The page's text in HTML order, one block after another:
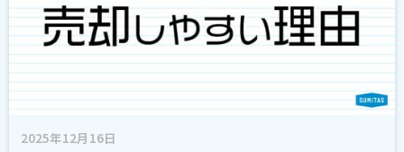
2025年12月16日